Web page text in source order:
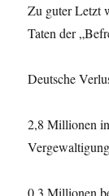
Zu guter Letzt
Taten der
Deutsche
2,8 Millionen
0,3 Millionen